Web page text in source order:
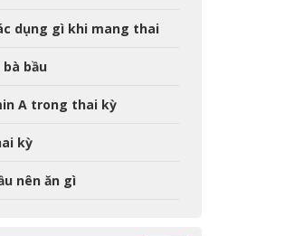
dụng gì khi mang thai
bầu
A trong thai kỳ
kỳ
nên ăn gì